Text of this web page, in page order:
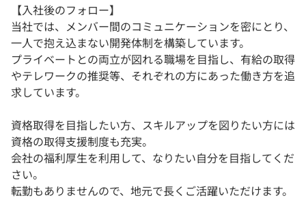
【入社後のフォロー】
当社では、メンバー間のコミュニケーションを密にとり、
一人で抱え込まない開発体制を構築しています。
プライベートとの両立が図れる職場を目指し、有給の取得
やテレワークの推奨等、それぞれの方にあった働き方を追
求しています。
資格取得を目指したい方、スキルアップを図りたい方には
資格の取得支援制度も充実。
会社の福利厚生を利用して、なりたい自分を目指してくだ
さい。
転勤もありませんので、地元で長くご活躍いただけます。